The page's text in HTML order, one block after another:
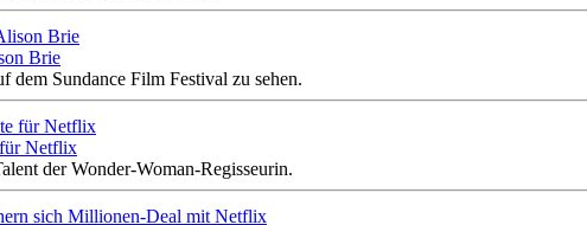
Brie
Sundance Film Festival zu sehen.
für Netflix
der Wonder-Woman-Regisseurin.